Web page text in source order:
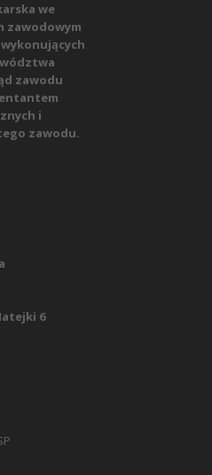
we
zawodowym
zawodu
i
zawodu.
6